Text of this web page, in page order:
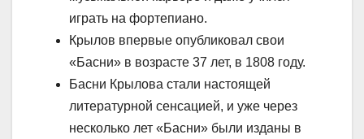
играть на фортепиано.
Крылов впервые опубликовал свои
«Басни» в возрасте 37 лет, в 1808 году.
Басни Крылова стали настоящей
литературной сенсацией, и уже через
несколько лет «Басни» были изданы в